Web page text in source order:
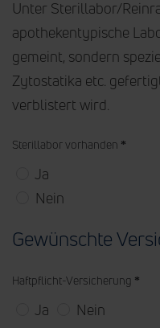
Unter Sterillabor/
apothekentypische
gemeint, sondern
Zytostatika etc.
verblistert wird.
Sterillabor vorhanden *
Ja
Nein
Gewünschte
Haftpflicht-Versicherung *
Ja Nein